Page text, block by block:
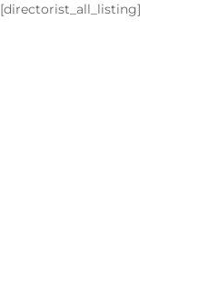
[directorist_all_listing]